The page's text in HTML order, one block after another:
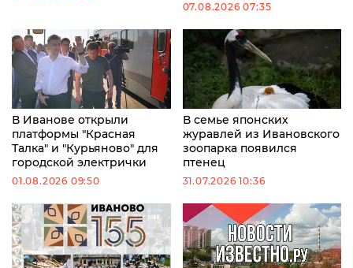
07.08.2026 07:35
В Иванове открыли
платформы "Красная
Талка" и "Курьяново" для
городской электрички
01.08.2026 09:50
В семье японских
журавлей из Ивановского
зоопарка появился
птенец
31.07.2026 10:36